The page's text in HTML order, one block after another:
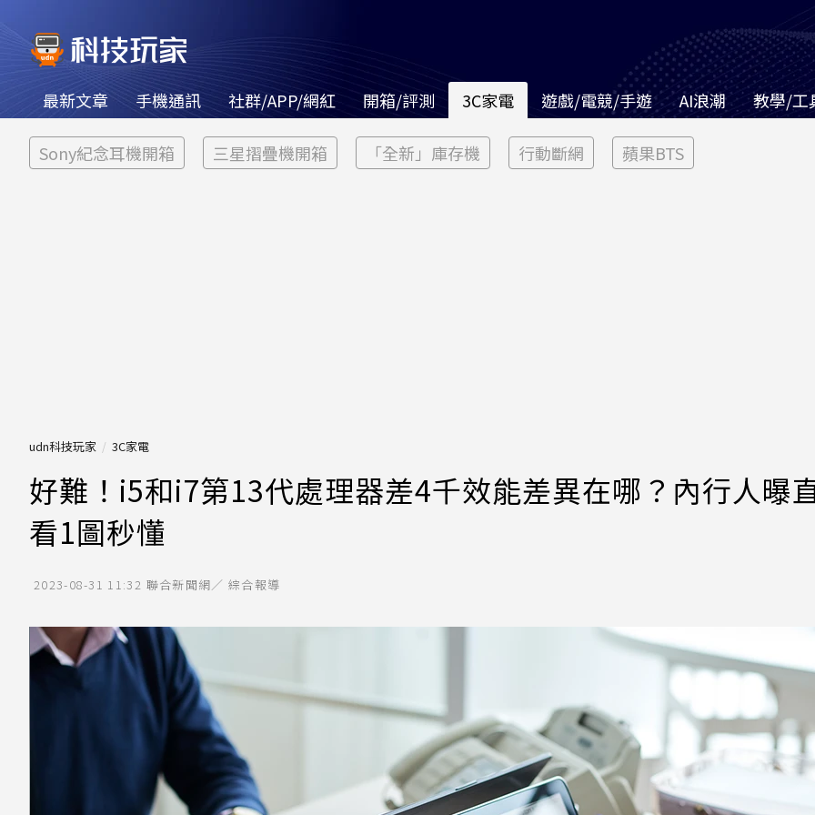
最新文章 手機通訊 社群/APP/網紅 開箱/評測 3C家電 遊戲/電競/手遊 AI浪潮 教學/工
Sony紀念耳機開箱 三星摺疊機開箱 「全新」庫存機 行動斷網 蘋果BTS
udn科技玩家 3C家電
好難！i5和i7第13代處理器差4千效能差異在哪？內行人曝
看1圖秒懂
2023-08-31 11:32 聯合新聞網／ 綜合報導